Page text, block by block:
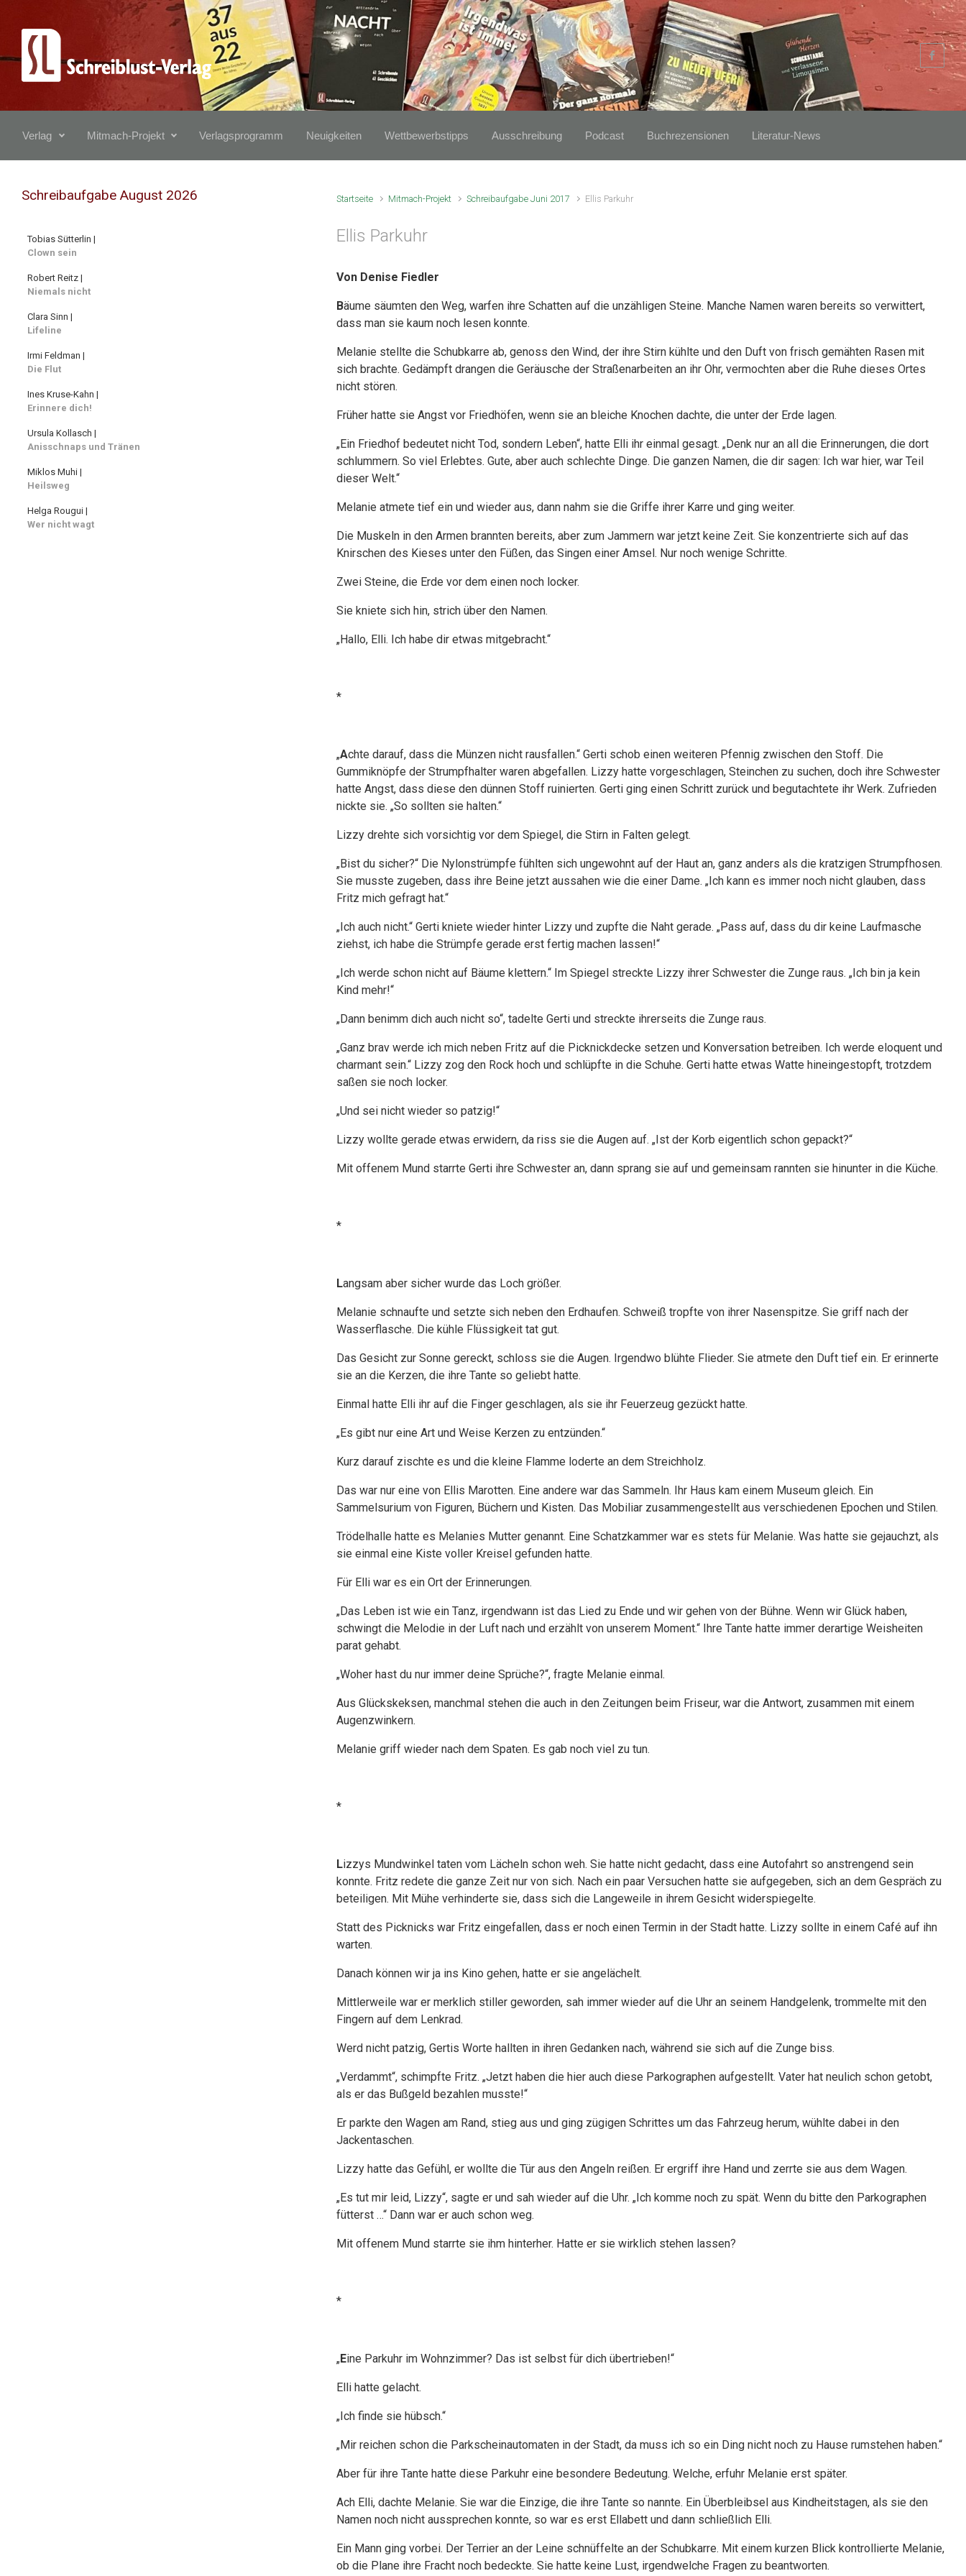
Zum Hauptinhalt springen
Verlag Mitmach-Projekt Verlagsprogramm Neuigkeiten Wettbewerbstipps Ausschreibung Podcast Buchrezensionen Literatur-News
Startseite Mitmach-Projekt Schreibaufgabe Juni 2017 Ellis Parkuhr
Ellis Parkuhr
Von Denise Fiedler
Bäume säumten den Weg, warfen ihre Schatten auf die unzähligen Steine. Manche Namen waren bereits so verwittert,
dass man sie kaum noch lesen konnte.
Melanie stellte die Schubkarre ab, genoss den Wind, der ihre Stirn kühlte und den Duft von frisch gemähten Rasen mit
sich brachte. Gedämpft drangen die Geräusche der Straßenarbeiten an ihr Ohr, vermochten aber die Ruhe dieses Ortes
nicht stören.
Früher hatte sie Angst vor Friedhöfen, wenn sie an bleiche Knochen dachte, die unter der Erde lagen.
„Ein Friedhof bedeutet nicht Tod, sondern Leben“, hatte Elli ihr einmal gesagt. „Denk nur an all die Erinnerungen, die dort
schlummern. So viel Erlebtes. Gute, aber auch schlechte Dinge. Die ganzen Namen, die dir sagen: Ich war hier, war Teil
dieser Welt.“
Melanie atmete tief ein und wieder aus, dann nahm sie die Griffe ihrer Karre und ging weiter.
Die Muskeln in den Armen brannten bereits, aber zum Jammern war jetzt keine Zeit. Sie konzentrierte sich auf das
Knirschen des Kieses unter den Füßen, das Singen einer Amsel. Nur noch wenige Schritte.
Zwei Steine, die Erde vor dem einen noch locker.
Sie kniete sich hin, strich über den Namen.
„Hallo, Elli. Ich habe dir etwas mitgebracht.“
*
„Achte darauf, dass die Münzen nicht rausfallen.“ Gerti schob einen weiteren Pfennig zwischen den Stoff. Die
Gummiknöpfe der Strumpfhalter waren abgefallen. Lizzy hatte vorgeschlagen, Steinchen zu suchen, doch ihre Schwester
hatte Angst, dass diese den dünnen Stoff ruinierten. Gerti ging einen Schritt zurück und begutachtete ihr Werk. Zufrieden
nickte sie. „So sollten sie halten.“
Lizzy drehte sich vorsichtig vor dem Spiegel, die Stirn in Falten gelegt.
„Bist du sicher?“ Die Nylonstrümpfe fühlten sich ungewohnt auf der Haut an, ganz anders als die kratzigen Strumpfhosen.
Sie musste zugeben, dass ihre Beine jetzt aussahen wie die einer Dame. „Ich kann es immer noch nicht glauben, dass
Fritz mich gefragt hat.“
„Ich auch nicht.“ Gerti kniete wieder hinter Lizzy und zupfte die Naht gerade. „Pass auf, dass du dir keine Laufmasche
ziehst, ich habe die Strümpfe gerade erst fertig machen lassen!“
„Ich werde schon nicht auf Bäume klettern.“ Im Spiegel streckte Lizzy ihrer Schwester die Zunge raus. „Ich bin ja kein
Kind mehr!“
„Dann benimm dich auch nicht so“, tadelte Gerti und streckte ihrerseits die Zunge raus.
„Ganz brav werde ich mich neben Fritz auf die Picknickdecke setzen und Konversation betreiben. Ich werde eloquent und
charmant sein.“ Lizzy zog den Rock hoch und schlüpfte in die Schuhe. Gerti hatte etwas Watte hineingestopft, trotzdem
saßen sie noch locker.
„Und sei nicht wieder so patzig!“
Lizzy wollte gerade etwas erwidern, da riss sie die Augen auf. „Ist der Korb eigentlich schon gepackt?“
Mit offenem Mund starrte Gerti ihre Schwester an, dann sprang sie auf und gemeinsam rannten sie hinunter in die Küche.
*
Langsam aber sicher wurde das Loch größer.
Melanie schnaufte und setzte sich neben den Erdhaufen. Schweiß tropfte von ihrer Nasenspitze. Sie griff nach der
Wasserflasche. Die kühle Flüssigkeit tat gut.
Das Gesicht zur Sonne gereckt, schloss sie die Augen. Irgendwo blühte Flieder. Sie atmete den Duft tief ein. Er erinnerte
sie an die Kerzen, die ihre Tante so geliebt hatte.
Einmal hatte Elli ihr auf die Finger geschlagen, als sie ihr Feuerzeug gezückt hatte.
„Es gibt nur eine Art und Weise Kerzen zu entzünden.“
Kurz darauf zischte es und die kleine Flamme loderte an dem Streichholz.
Das war nur eine von Ellis Marotten. Eine andere war das Sammeln. Ihr Haus kam einem Museum gleich. Ein
Sammelsurium von Figuren, Büchern und Kisten. Das Mobiliar zusammengestellt aus verschiedenen Epochen und Stilen.
Trödelhalle hatte es Melanies Mutter genannt. Eine Schatzkammer war es stets für Melanie. Was hatte sie gejauchzt, als
sie einmal eine Kiste voller Kreisel gefunden hatte.
Für Elli war es ein Ort der Erinnerungen.
„Das Leben ist wie ein Tanz, irgendwann ist das Lied zu Ende und wir gehen von der Bühne. Wenn wir Glück haben,
schwingt die Melodie in der Luft nach und erzählt von unserem Moment.“ Ihre Tante hatte immer derartige Weisheiten
parat gehabt.
„Woher hast du nur immer deine Sprüche?“, fragte Melanie einmal.
Aus Glückskeksen, manchmal stehen die auch in den Zeitungen beim Friseur, war die Antwort, zusammen mit einem
Augenzwinkern.
Melanie griff wieder nach dem Spaten. Es gab noch viel zu tun.
*
Lizzys Mundwinkel taten vom Lächeln schon weh. Sie hatte nicht gedacht, dass eine Autofahrt so anstrengend sein
konnte. Fritz redete die ganze Zeit nur von sich. Nach ein paar Versuchen hatte sie aufgegeben, sich an dem Gespräch zu
beteiligen. Mit Mühe verhinderte sie, dass sich die Langeweile in ihrem Gesicht widerspiegelte.
Statt des Picknicks war Fritz eingefallen, dass er noch einen Termin in der Stadt hatte. Lizzy sollte in einem Café auf ihn
warten.
Danach können wir ja ins Kino gehen, hatte er sie angelächelt.
Mittlerweile war er merklich stiller geworden, sah immer wieder auf die Uhr an seinem Handgelenk, trommelte mit den
Fingern auf dem Lenkrad.
Werd nicht patzig, Gertis Worte hallten in ihren Gedanken nach, während sie sich auf die Zunge biss.
„Verdammt“, schimpfte Fritz. „Jetzt haben die hier auch diese Parkographen aufgestellt. Vater hat neulich schon getobt,
als er das Bußgeld bezahlen musste!“
Er parkte den Wagen am Rand, stieg aus und ging zügigen Schrittes um das Fahrzeug herum, wühlte dabei in den
Jackentaschen.
Lizzy hatte das Gefühl, er wollte die Tür aus den Angeln reißen. Er ergriff ihre Hand und zerrte sie aus dem Wagen.
„Es tut mir leid, Lizzy“, sagte er und sah wieder auf die Uhr. „Ich komme noch zu spät. Wenn du bitte den Parkographen
fütterst …“ Dann war er auch schon weg.
Mit offenem Mund starrte sie ihm hinterher. Hatte er sie wirklich stehen lassen?
*
„Eine Parkuhr im Wohnzimmer? Das ist selbst für dich übertrieben!“
Elli hatte gelacht.
„Ich finde sie hübsch.“
„Mir reichen schon die Parkscheinautomaten in der Stadt, da muss ich so ein Ding nicht noch zu Hause rumstehen haben.“
Aber für ihre Tante hatte diese Parkuhr eine besondere Bedeutung. Welche, erfuhr Melanie erst später.
Ach Elli, dachte Melanie. Sie war die Einzige, die ihre Tante so nannte. Ein Überbleibsel aus Kindheitstagen, als sie den
Namen noch nicht aussprechen konnte, so war es erst Ellabett und dann schließlich Elli.
Ein Mann ging vorbei. Der Terrier an der Leine schnüffelte an der Schubkarre. Mit einem kurzen Blick kontrollierte Melanie,
ob die Plane ihre Fracht noch bedeckte. Sie hatte keine Lust, irgendwelche Fragen zu beantworten.
Schreibaufgabe August 2026
Tobias Sütterlin |
Clown sein
Robert Reitz |
Niemals nicht
Clara Sinn |
Lifeline
Irmi Feldman |
Die Flut
Ines Kruse-Kahn |
Erinnere dich!
Ursula Kollasch |
Anisschnaps und Tränen
Miklos Muhi |
Heilsweg
Helga Rougui |
Wer nicht wagt